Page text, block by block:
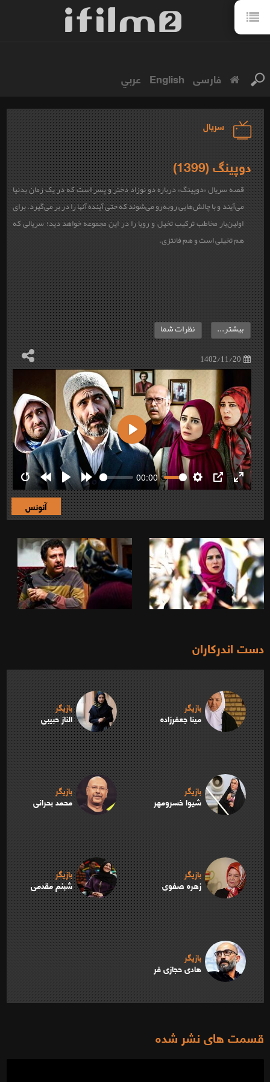
فارسی English عربي
سریال
دوپینگ (1399)
قصه سریال «دوپینگ» درباره دو نوزاد دختر و پسر است که در یک زمان بدنیا
می‌آیند و با چالش‌هایی روبه‌رو می‌شوند که حتی آینده آنها را در بر می‌گیرد. برای
اولین‌بار مخاطب ترکیب تخیل و رویا را در این مجموعه خواهد دید؛ سریالی که
هم تخیلی است و هم فانتزی.
1402/11/20
بیشتر... نظرات شما
RestartRewind
10s
Play Forward
10s
00:00
Settings
PIP Enter
Play
آنونس
دست اندرکاران
بازیگر
مینا جعفرزاده
بازیگر
الناز حبیبی
بازیگر
شیوا خسرومهر
بازیگر
محمد بحرانی
بازیگر
زهره صفوی
بازیگر
شبنم مقدمی
بازیگر
هادی حجازی فر
قسمت های نشر شده